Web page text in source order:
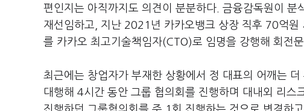
편인지는 아직까지도 의견이 분분하다. 금융감독원이
재선임하고, 지난 2021년 카카오뱅크 상장 직후 70억원
를 카카오 최고기술책임자(CTO)로 임명을 강행해 회전
최근에는 창업자가 부재한 상황에서 정 대표의 어깨는
대행해 4시간 동안 그룹 협의회를 진행하며 대내외 리